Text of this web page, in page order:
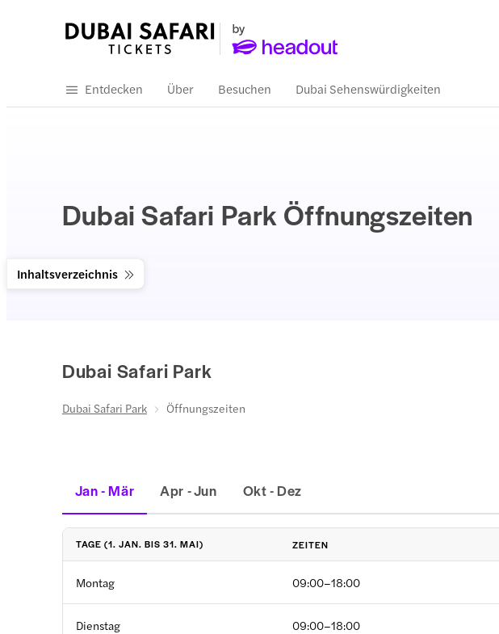
Entdecken Über Besuchen Dubai Sehenswürdigkeiten
Inhaltsverzeichnis
Dubai Safari Park Öffnungszeiten
Dubai Safari Park
Dubai Safari Park Öffnungszeiten
Jan - Mär Apr - Jun Okt - Dez
TAGE (1. JAN. BIS 31. MAI) ZEITEN
Montag 09:00–18:00
Dienstag 09:00–18:00